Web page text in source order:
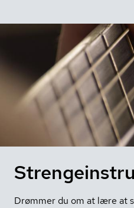
Drømmer du om at lære at